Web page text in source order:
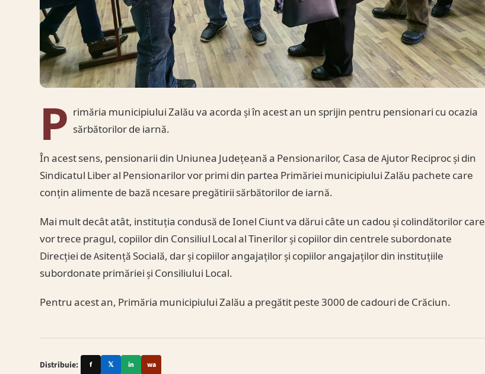
P rimăria municipiului Zalău va acorda și în acest an un sprijin pentru pensionari cu ocazia
sărbătorilor de iarnă.
În acest sens, pensionarii din Uniunea Județeană a Pensionarilor, Casa de Ajutor Reciproc și din
Sindicatul Liber al Pensionarilor vor primi din partea Primăriei municipiului Zalău pachete care
conțin alimente de bază ncesare pregătirii sărbătorilor de iarnă.
Mai mult decât atât, instituția condusă de Ionel Ciunt va dărui câte un cadou și colindătorilor care
vor trece pragul, copiilor din Consiliul Local al Tinerilor și copiilor din centrele subordonate
Direcției de Asitență Socială, dar și copiilor angajaților și copiilor angajaților din instituțiile
subordonate primăriei și Consiliului Local.
Pentru acest an, Primăria municipiului Zalău a pregătit peste 3000 de cadouri de Crăciun.
Distribuie: f 𝕏 in wa